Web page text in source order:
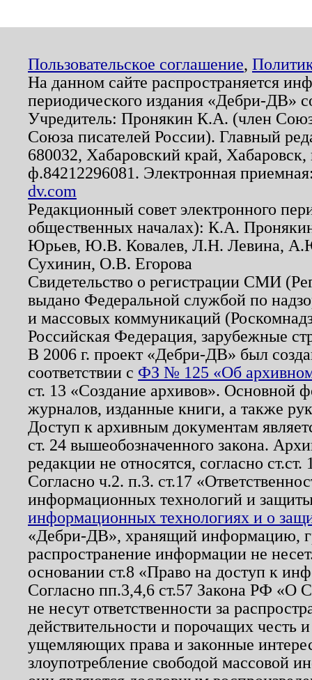
Пользовательское соглашение,
На данном сайте распространяется
периодического издания «Дебри-ДВ»
Учредитель: Пронякин К.А. (член
Союза писателей России). Главный
680032, Хабаровский край,
ф.84212296081. Электронная
dv.com
Редакционный совет электронного
общественных началах): К.А.
Юрьев, Ю.В. Ковалев, Л.Н. Левина,
Сухинин, О.В. Егорова
Свидетельство о регистрации СМИ
выдано Федеральной службой по
и массовых коммуникаций
Российская Федерация, зарубежные
В 2006 г. проект «Дебри-ДВ» был
соответствии с ФЗ № 125 «Об
ст. 13 «Создание архивов». Основной
журналов, изданные книги, а также
Доступ к архивным документам
ст. 24 вышеобозначенного закона.
редакции не относятся, согласно
Согласно ч.2. п.3. ст.17
информационных технологий и
информационных технологиях и о
«Дебри-ДВ», хранящий информацию,
распространение информации не
основании ст.8 «Право на доступ к
Согласно пп.3,4,6 ст.57 Закона РФ «О
не несут ответственности за
действительности и порочащих честь
ущемляющих права и законные
злоупотребление свободой массовой